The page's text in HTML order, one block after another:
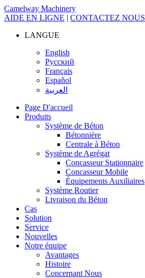
Camelway Machinery
AIDE EN LIGNE | CONTACTEZ NOUS
LANGUE
English
Русский
Français
Español
العربية
Page D'accueil
Produits
Système de Béton
Bétonnière
Centrale à Béton
Système de Agrégat
Concasseur Stationnaire
Concasseur Mobile
Équipements Auxiliaires
Système Routier
Livraison du Béton
Cas
Solution
Service
Nouvelles
Notre équipe
Avantages
Histoire
Concernant Nous